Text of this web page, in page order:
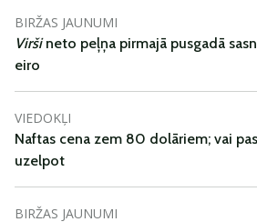
BIRŽAS JAUNUMI
Viršineto peļņa pirmajā pusgadā
eiro
VIEDOKĻI
Naftas cena zem 80 dolāriem; vai
uzelpot
BIRŽAS JAUNUMI